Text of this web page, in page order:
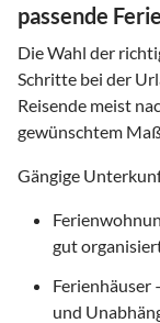
passende
Die Wahl der
Schritte bei der
Reisende meist
gewünschtem
Gängige
gut
Ferienhäuser
und